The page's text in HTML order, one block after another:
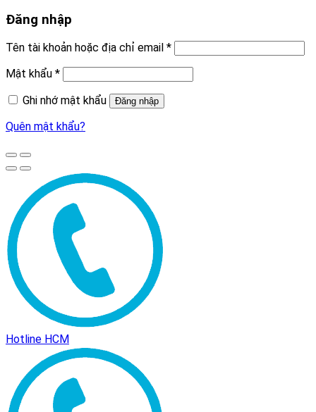
Đăng nhập
Tên tài khoản hoặc địa chỉ email *
Mật khẩu *
Ghi nhớ mật khẩu
Đăng nhập
Quên mật khẩu?
Hotline HCM